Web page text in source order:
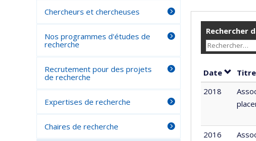
Rechercher
Date TrierTitre
2018
2016
Chercheurs et chercheuses
Nos programmes d'études de
recherche
Recrutement pour des projets
de recherche
Expertises de recherche
Chaires de recherche